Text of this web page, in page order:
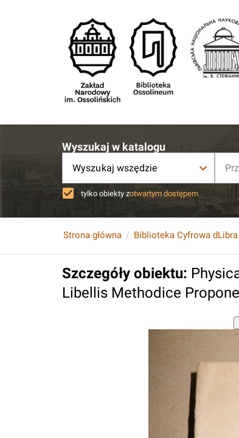
Wyszukaj w katalogu
Wyszukaj wszędzie
tylko obiekty zotwartym dostępem
Strona główna Biblioteka Cyfrowa dLibra
Szczegóły obiektu:
Libellis Methodice